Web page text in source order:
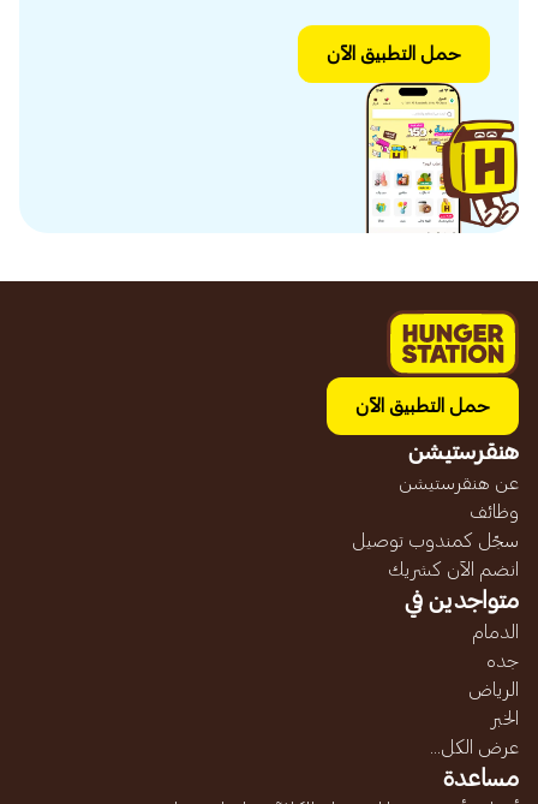
حمل التطبيق الآن
حمل التطبيق الآن
هنقرستيشن
عن هنقرستيشن
وظائف
سجّل كمندوب توصيل
انضم الآن كشريك
متواجدين في
الدمام
جده
الرياض
الخبر
عرض الكل...
مساعدة